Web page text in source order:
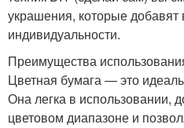
украшения, которые
индивидуальности.
Преимущества
Цветная бумага — это
Она легка в использовании,
цветовом диапазоне и